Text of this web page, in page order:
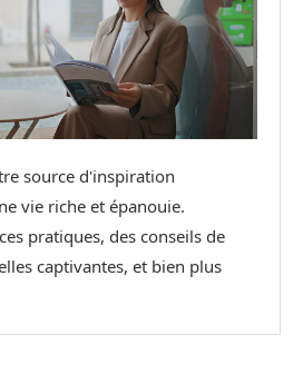
source d'inspiration
vie riche et épanouie.
pratiques, des conseils de
captivantes, et bien plus